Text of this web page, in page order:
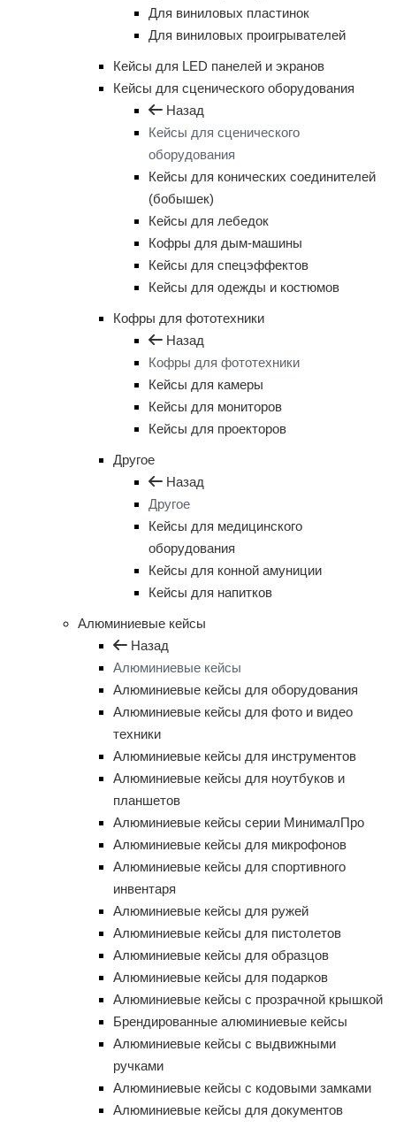
Для виниловых пластинок
Для виниловых проигрывателей
Кейсы для LED панелей и экранов
Кейсы для сценического оборудования
Назад
Кейсы для сценического
оборудования
Кейсы для конических соединителей
(бобышек)
Кейсы для лебедок
Кофры для дым-машины
Кейсы для спецэффектов
Кейсы для одежды и костюмов
Кофры для фототехники
Назад
Кофры для фототехники
Кейсы для камеры
Кейсы для мониторов
Кейсы для проекторов
Другое
Назад
Другое
Кейсы для медицинского
оборудования
Кейсы для конной амуниции
Кейсы для напитков
Алюминиевые кейсы
Назад
Алюминиевые кейсы
Алюминиевые кейсы для оборудования
Алюминиевые кейсы для фото и видео
техники
Алюминиевые кейсы для инструментов
Алюминиевые кейсы для ноутбуков и
планшетов
Алюминиевые кейсы серии МинималПро
Алюминиевые кейсы для микрофонов
Алюминиевые кейсы для спортивного
инвентаря
Алюминиевые кейсы для ружей
Алюминиевые кейсы для пистолетов
Алюминиевые кейсы для образцов
Алюминиевые кейсы для подарков
Алюминиевые кейсы с прозрачной крышкой
Брендированные алюминиевые кейсы
Алюминиевые кейсы с выдвижными
ручками
Алюминиевые кейсы с кодовыми замками
Алюминиевые кейсы для документов